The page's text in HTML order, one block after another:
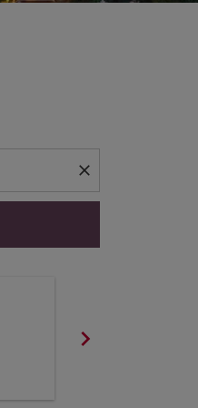
close
chevron_right